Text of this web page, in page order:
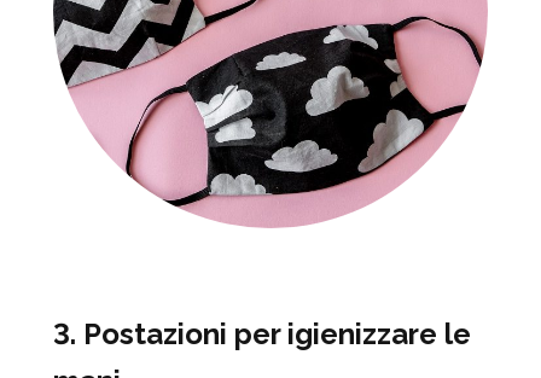
3. Postazioni per igienizzare le